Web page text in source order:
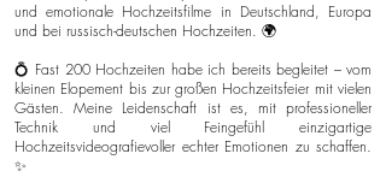
und emotionale Hochzeitsfilme in Deutschland, Europa
und bei russisch-deutschen Hochzeiten. 🌍
💍 Fast 200 Hochzeiten habe ich bereits begleitet – vom
kleinen Elopement bis zur großen Hochzeitsfeier mit vielen
Gästen. Meine Leidenschaft ist es, mit professioneller
Technik und viel Feingefühl einzigartige
Hochzeitsvideografievoller echter Emotionen zu schaffen.
✨